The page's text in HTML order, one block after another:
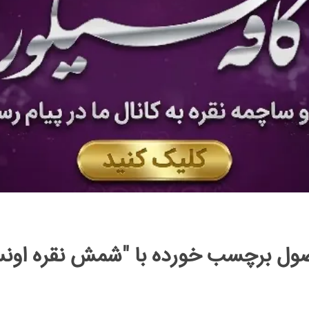
برچسب خورده با "شمش نقره